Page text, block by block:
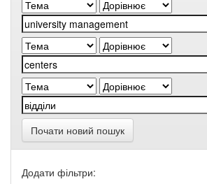
Почати новий пошук
Додати фільтри: